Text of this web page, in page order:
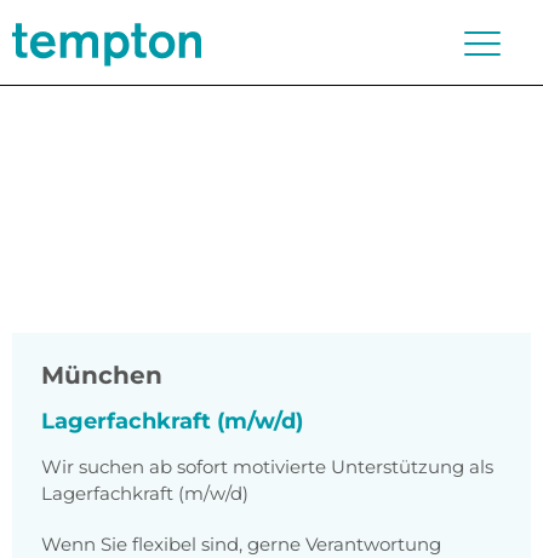
München
Lagerfachkraft (m/w/d)
Wir suchen ab sofort motivierte Unterstützung als
Lagerfachkraft (m/w/d)
Wenn Sie flexibel sind, gerne Verantwortung